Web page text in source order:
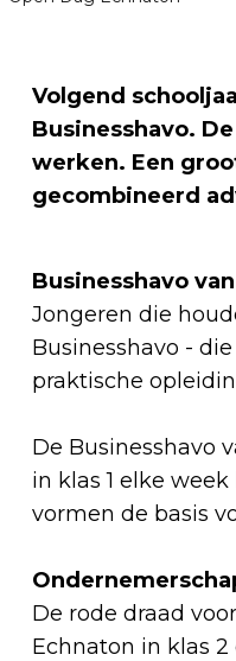
Volgend
Businesshavo.
werken. Een
gecombineerd
Businesshavo
Jongeren die
Businesshavo -
praktische
De Businesshavo
in klas 1 elke
vormen de basis
De rode draad
Echnaton in klas